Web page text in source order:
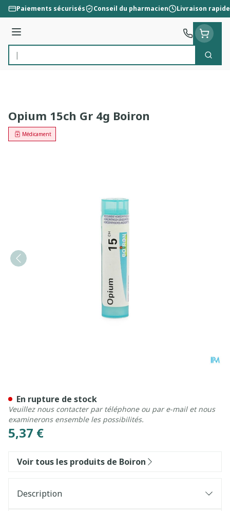
Aller au contenu
Paiements sécurisés Conseil du pharmacien Livraison rapide
Menu
Rechercher
Opium 15ch Gr 4g Boiron
Médicament
5,37 €
En rupture de stock
Veuillez nous contacter par téléphone ou par e-mail et nous
examinerons ensemble les possibilités.
Voir tous les produits de Boiron
Description